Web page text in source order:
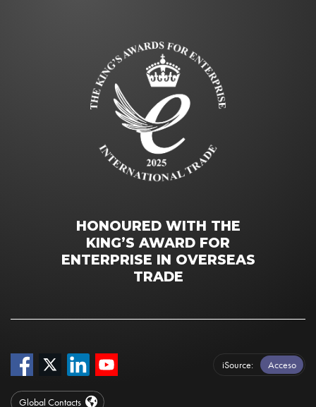
HONOURED WITH THE
KING’S AWARD FOR
ENTERPRISE IN OVERSEAS
TRADE
iSource Acceso
Global Contacts